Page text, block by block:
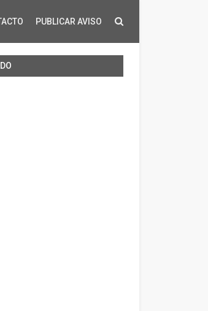
PUBLICAR AVISO